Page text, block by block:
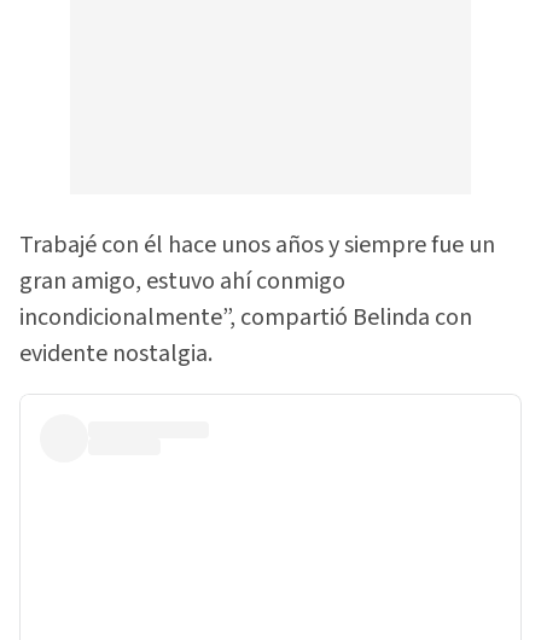
Trabajé con él hace unos años y siempre fue un
gran amigo, estuvo ahí conmigo
incondicionalmente”, compartió Belinda con
evidente nostalgia.